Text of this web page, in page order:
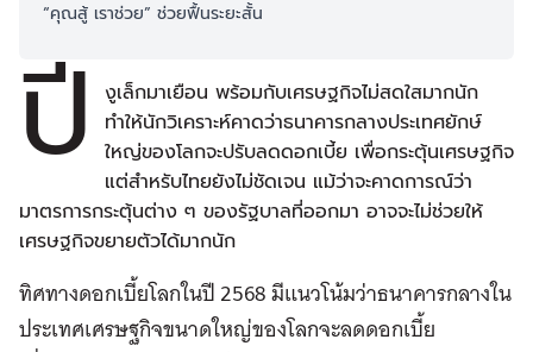
“คุณสู้ เราช่วย” ช่วยฟื้นระยะสั้น
ปี
งูเล็กมาเยือน พร้อมกับเศรษฐกิจไม่สดใสมากนัก
ทำให้นักวิเคราะห์คาดว่าธนาคารกลางประเทศยักษ์
ใหญ่ของโลกจะปรับลดดอกเบี้ย เพื่อกระตุ้นเศรษฐกิจ
แต่สำหรับไทยยังไม่ชัดเจน แม้ว่าจะคาดการณ์ว่า
มาตรการกระตุ้นต่าง ๆ ของรัฐบาลที่ออกมา อาจจะไม่ช่วยให้
เศรษฐกิจขยายตัวได้มากนัก
ทิศทางดอกเบี้ยโลกในปี 2568 มีแนวโน้มว่าธนาคารกลางใน
ประเทศเศรษฐกิจขนาดใหญ่ของโลกจะลดดอกเบี้ย